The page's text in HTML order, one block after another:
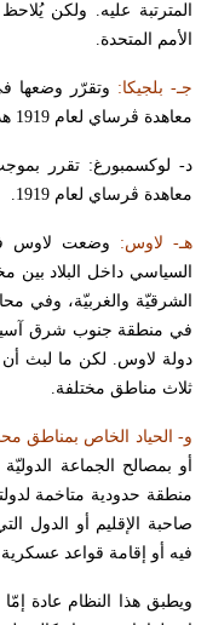
المترتبة عليه. ولكن
الأمم المتحدة.
جـ- بلجيكا:
معاهدة ڤرساي لعام 1919 هذا الحياد بناء على رغبتها الذاتية.
معاهدة ڤرساي لعام 1919.
هـ- لاوس: وضعت لاوس
السياسي داخل البلاد بين
الشرقيّة والغربيّة، وفي
دولة لاوس. لكن ما لبث أن
ثلاث مناطق مختلفة.
و- الحياد الخاص بمناطق
أو بمصالح الجماعة
منطقة حدودية متاخمة
صاحبة الإقليم أو الدول
فيه أو إقامة قواعد
ويطبق هذا النظام عادة